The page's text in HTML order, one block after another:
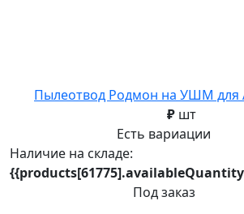
Пылеотвод Родмон на УШМ для
₽ шт
Есть вариации
Наличие на складе:
Под заказ